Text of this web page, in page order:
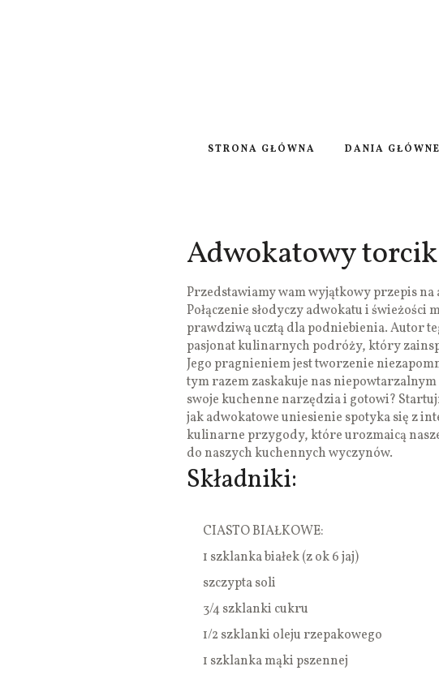
STRONA GŁÓWNA DANIA GŁÓWNE
Adwokatowy
Przedstawiamy wam wyjątkowy przepis
Połączenie słodyczy adwokatu i świeżości
prawdziwą ucztą dla podniebienia. Autor
pasjonat kulinarnych podróży, który
Jego pragnieniem jest tworzenie
tym razem zaskakuje nas
swoje kuchenne narzędzia i gotowi?
jak adwokatowe uniesienie spotyka się z
kulinarne przygody, które urozmaicą
do naszych kuchennych wyczynów.
Składniki:
CIASTO BIAŁKOWE:
1 szklanka białek (z ok 6 jaj)
szczypta soli
3/4 szklanki cukru
1/2 szklanki oleju rzepakowego
1 szklanka mąki pszennej